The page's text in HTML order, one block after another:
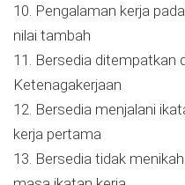
10. Pengalaman kerja
nilai tambah
11. Bersedia ditempatkan
Ketenagakerjaan
12. Bersedia menjalani
kerja pertama
13. Bersedia tidak